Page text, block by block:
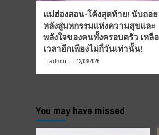
แม่ฮ่องสอน-โค้งสุดท้าย! นับถอย
หลังสู่มหกรรมแห่งความสุขและ
พลังใจของคนทั้งครอบครัว เหลือ
เวลาอีกเพียงไม่กี่วันเท่านั้น!
admin 12/06/2026
You may have missed